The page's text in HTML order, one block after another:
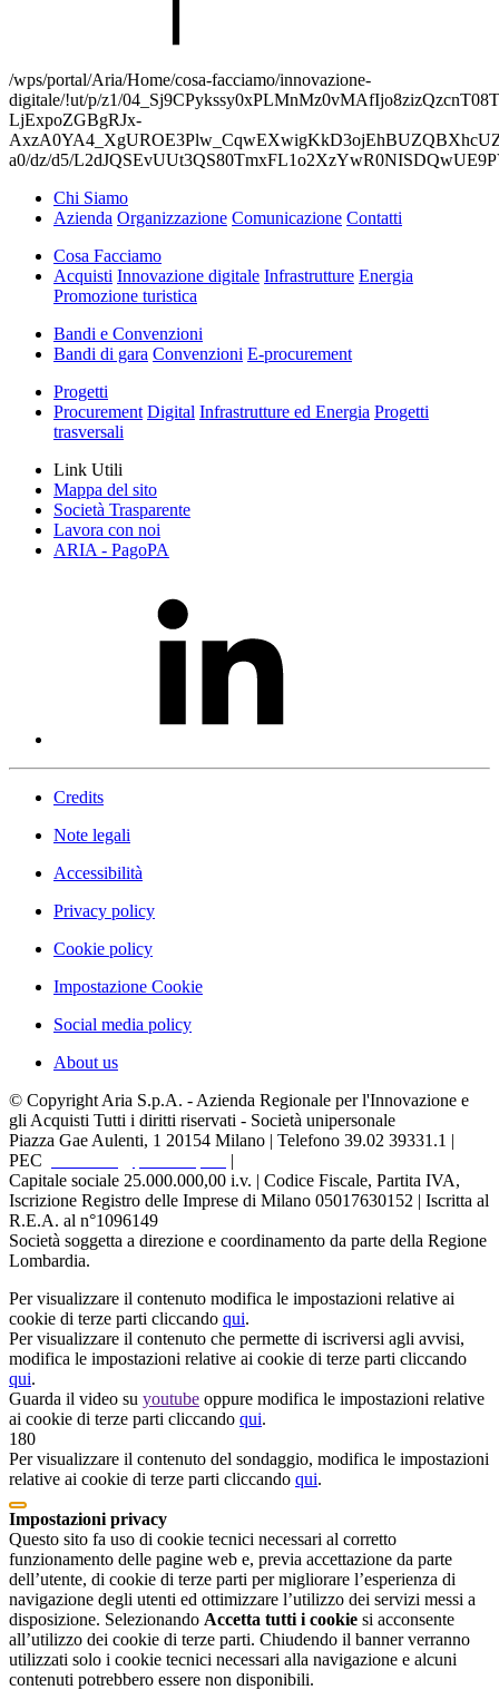
/wps/portal/Aria/Home/cosa-facciamo/innovazione-
digitale/!ut/p/z1/
LjExpoZGBgRJx-
a0/dz/d5/
Chi Siamo
Azienda Organizzazione Comunicazione Contatti
Cosa Facciamo
Acquisti Innovazione digitale Infrastrutture Energia
Promozione turistica
Bandi e Convenzioni
Bandi di gara Convenzioni E-procurement
Progetti
Procurement Digital Infrastrutture ed Energia Progetti
trasversali
Link Utili
Mappa del sito
Società Trasparente
Lavora con noi
ARIA - PagoPA
Credits
Note legali
Accessibilità
Privacy policy
Cookie policy
Impostazione Cookie
Social media policy
About us
© Copyright Aria S.p.A. - Azienda Regionale per l'Innovazione e
gli Acquisti Tutti i diritti riservati - Società unipersonale
Piazza Gae Aulenti, 1 20154 Milano | Telefono 39.02 39331.1 |
PEC
|
Capitale sociale 25.000.000,00 i.v. | Codice Fiscale, Partita IVA,
Iscrizione Registro delle Imprese di Milano 05017630152 | Iscritta al
R.E.A. al n°1096149
Società soggetta a direzione e coordinamento da parte della Regione
Lombardia.
Per visualizzare il contenuto modifica le impostazioni relative ai
cookie di terze parti cliccando qui.
Per visualizzare il contenuto che permette di iscriversi agli avvisi,
modifica le impostazioni relative ai cookie di terze parti cliccando
qui.
Guarda il video su youtube oppure modifica le impostazioni relative
ai cookie di terze parti cliccando qui.
180
Per visualizzare il contenuto del sondaggio, modifica le impostazioni
relative ai cookie di terze parti cliccando qui.
Impostazioni privacy
Questo sito fa uso di cookie tecnici necessari al corretto
funzionamento delle pagine web e, previa accettazione da parte
dell’utente, di cookie di terze parti per migliorare l’esperienza di
navigazione degli utenti ed ottimizzare l’utilizzo dei servizi messi a
disposizione. Selezionando Accetta tutti i cookie si acconsente
all’utilizzo dei cookie di terze parti. Chiudendo il banner verranno
utilizzati solo i cookie tecnici necessari alla navigazione e alcuni
contenuti potrebbero essere non disponibili.